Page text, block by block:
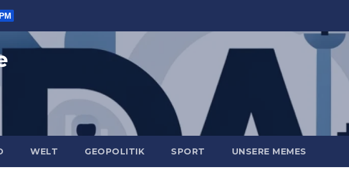
WELT GEOPOLITIK SPORT UNSERE MEMES